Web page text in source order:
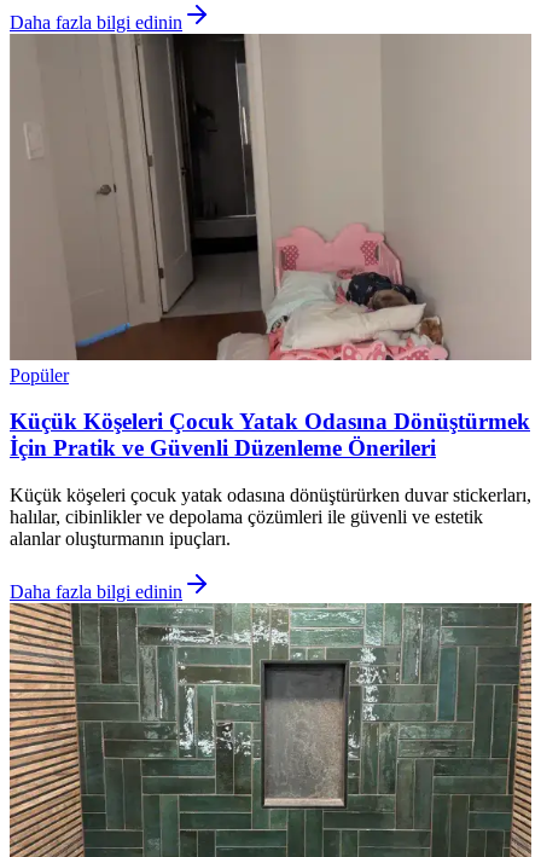
Daha fazla bilgi edinin
Popüler
Küçük Köşeleri Çocuk Yatak Odasına Dönüştürmek
İçin Pratik ve Güvenli Düzenleme Önerileri
Küçük köşeleri çocuk yatak odasına dönüştürürken duvar stickerları,
halılar, cibinlikler ve depolama çözümleri ile güvenli ve estetik
alanlar oluşturmanın ipuçları.
Daha fazla bilgi edinin